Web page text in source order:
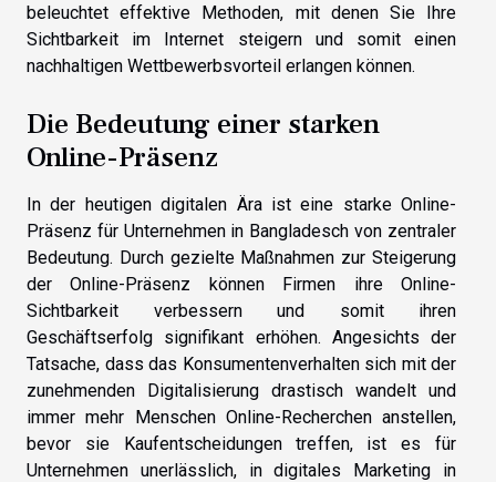
beleuchtet effektive Methoden, mit denen Sie Ihre
Sichtbarkeit im Internet steigern und somit einen
nachhaltigen Wettbewerbsvorteil erlangen können.
Die Bedeutung einer starken
Online-Präsenz
In der heutigen digitalen Ära ist eine starke Online-
Präsenz für Unternehmen in Bangladesch von zentraler
Bedeutung. Durch gezielte Maßnahmen zur Steigerung
der Online-Präsenz können Firmen ihre Online-
Sichtbarkeit verbessern und somit ihren
Geschäftserfolg signifikant erhöhen. Angesichts der
Tatsache, dass das Konsumentenverhalten sich mit der
zunehmenden Digitalisierung drastisch wandelt und
immer mehr Menschen Online-Recherchen anstellen,
bevor sie Kaufentscheidungen treffen, ist es für
Unternehmen unerlässlich, in digitales Marketing in